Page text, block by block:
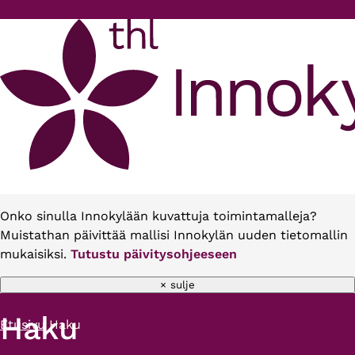
Onko sinulla Innokylään kuvattuja toimintamalleja?
Muistathan päivittää mallisi Innokylän uuden tietomallin
mukaisiksi. Tutustu päivitysohjeeseen
× sulje
Murupolku
Etusivu Haku
Haku